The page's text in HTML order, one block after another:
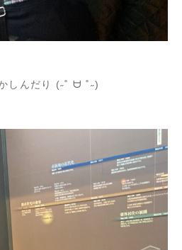
しんだり (˶˚ ᗨ ˚˶)